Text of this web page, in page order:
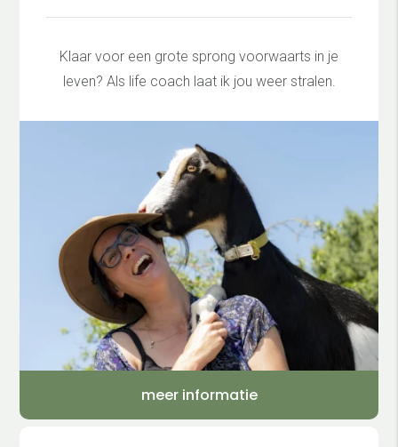
Klaar voor een grote sprong voorwaarts in je
leven? Als life coach laat ik jou weer stralen.
meer informatie